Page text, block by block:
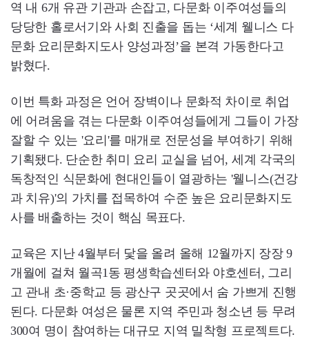
역 내 6개 유관 기관과 손잡고, 다문화 이주여성들의
당당한 홀로서기와 사회 진출을 돕는 ‘세계 웰니스 다
문화 요리문화지도사 양성과정’을 본격 가동한다고
밝혔다.
이번 특화 과정은 언어 장벽이나 문화적 차이로 취업
에 어려움을 겪는 다문화 이주여성들에게 그들이 가장
잘할 수 있는 '요리'를 매개로 전문성을 부여하기 위해
기획됐다. 단순한 취미 요리 교실을 넘어, 세계 각국의
독창적인 식문화에 현대인들이 열광하는 '웰니스(건강
과 치유)'의 가치를 접목하여 수준 높은 요리문화지도
사를 배출하는 것이 핵심 목표다.
교육은 지난 4월부터 닻을 올려 올해 12월까지 장장 9
개월에 걸쳐 월곡1동 평생학습센터와 야호센터, 그리
고 관내 초·중학교 등 광산구 곳곳에서 숨 가쁘게 진행
된다. 다문화 여성은 물론 지역 주민과 청소년 등 무려
300여 명이 참여하는 대규모 지역 밀착형 프로젝트다.